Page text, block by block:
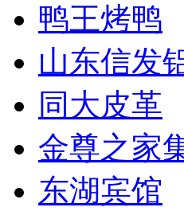
鸭王烤鸭
山东信发
同大皮革
金尊之家
东湖宾馆